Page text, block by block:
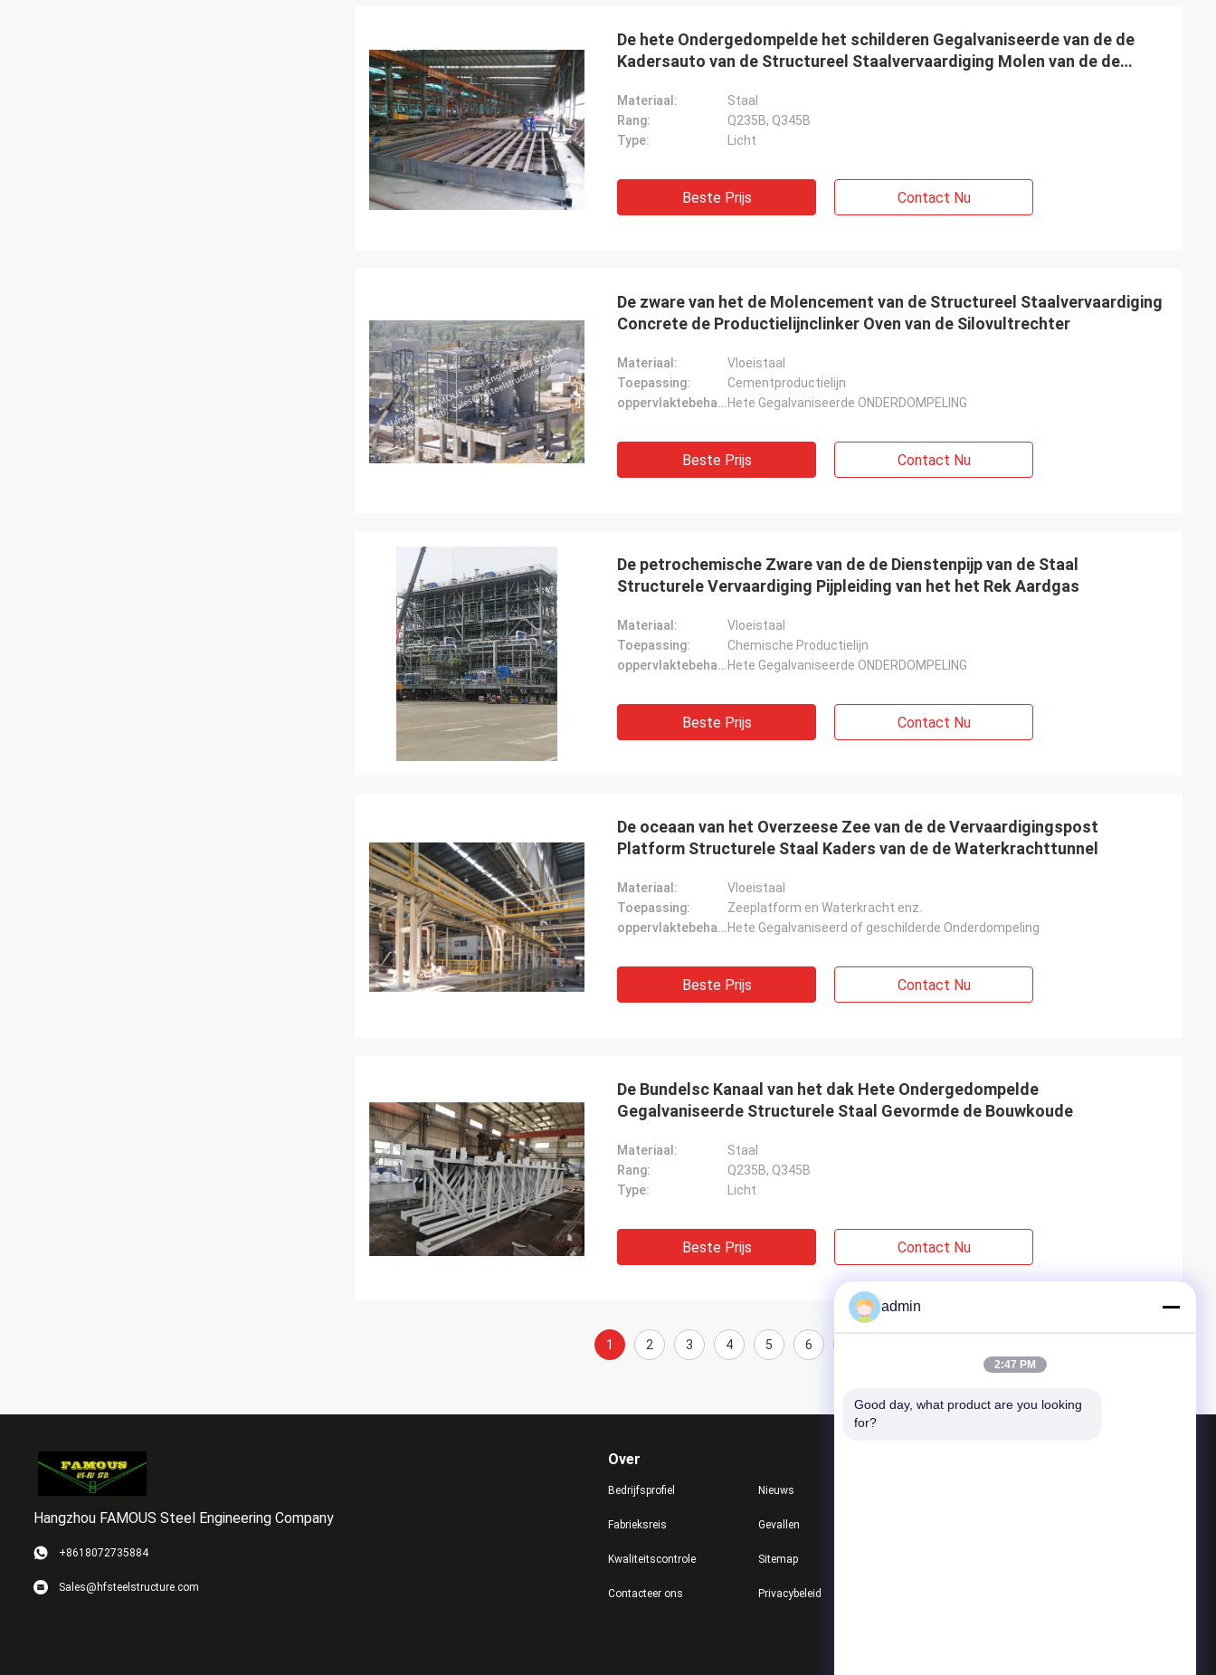
De hete Ondergedompelde het schilderen Gegalvaniseerde van de de
Kadersauto van de Structureel Staalvervaardiging Molen van de de
Materiaal:
Staal
Rang:
Q235B, Q345B
Type:
Licht
Beste Prijs Contact Nu
De zware van het de Molencement van de Structureel Staalvervaardiging
Concrete de Productielijnclinker Oven van de Silovultrechter
Materiaal:
Vloeistaal
Toepassing:
Cementproductielijn
oppervlaktebehandeling: Hete Gegalvaniseerde ONDERDOMPELING
Beste Prijs Contact Nu
De petrochemische Zware van de de Dienstenpijp van de Staal
Structurele Vervaardiging Pijpleiding van het het Rek Aardgas
Materiaal:
Vloeistaal
Toepassing:
Chemische Productielijn
oppervlaktebehandeling: Hete Gegalvaniseerde ONDERDOMPELING
Beste Prijs Contact Nu
De oceaan van het Overzeese Zee van de de Vervaardigingspost
Platform Structurele Staal Kaders van de de Waterkrachttunnel
Materiaal:
Vloeistaal
Toepassing:
Zeeplatform en Waterkracht enz.
oppervlaktebehandeling: Hete Gegalvaniseerd of geschilderde Onderdompeling
Beste Prijs Contact Nu
De Bundelsc Kanaal van het dak Hete Ondergedompelde
Gegalvaniseerde Structurele Staal Gevormde de Bouwkoude
Materiaal:
Staal
Rang:
Q235B, Q345B
Type:
Licht
Beste Prijs Contact Nu
1 2 3 4 5 6
Hangzhou FAMOUS Steel Engineering Company
+8618072735884
Sales@hfsteelstructure.com
Over
Bedrijfsprofiel
Fabrieksreis
Kwaliteitscontrole
Contacteer ons
Nieuws
Gevallen
Sitemap
Privacybeleid
admin
2:47 PM
Good day, what product are you looking
for?